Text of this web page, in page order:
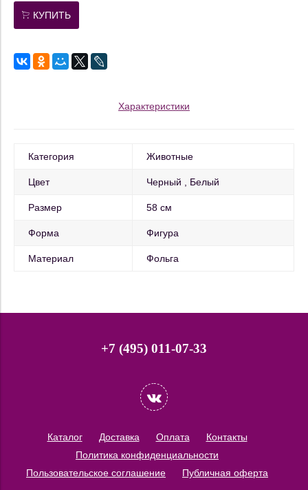
КУПИТЬ
Характеристики
Категория Животные
Цвет Черный Белый
Размер 58 см
Форма Фигура
Материал Фольга
+7 (495) 011-07-33
Каталог Доставка Оплата
Контакты
Политика конфиденциальности
Пользовательское соглашение
Публичная оферта